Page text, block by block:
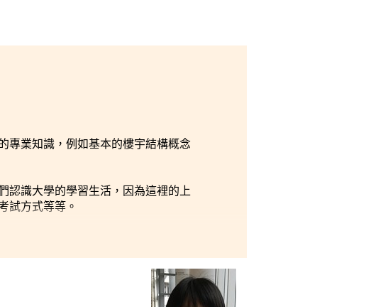
專業知識，例如基本的樓宇結構概念
認識大學的學習生活，因為這裡的上
試方式等等。
，只要用心去做，升讀大學絕對不